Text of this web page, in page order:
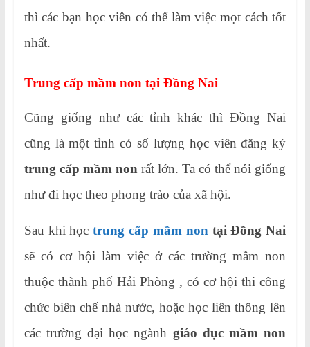
thì các bạn học viên có thể làm việc mọt cách tốt
nhất.
Trung cấp mầm non tại Đồng Nai
Cũng giống như các tỉnh khác thì Đồng Nai
cũng là một tỉnh có số lượng học viên đăng ký
trung cấp mầm nonrất lớn. Ta có thể nói giống
như đi học theo phong trào của xã hội.
Sau khi họctrung cấp mầm nontại Đồng Nai
sẽ có cơ hội làm việc ở các trường mầm non
thuộc thành phố Hải Phòng , có cơ hội thi công
chức biên chế nhà nước, hoặc học liên thông lên
các trường đại học ngành giáo dục mầm non